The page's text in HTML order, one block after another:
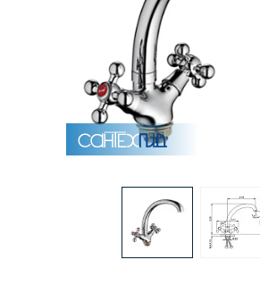
Душевые кабины
Полотенцесушители
Аксессуары для ванных
Душевые поддоны